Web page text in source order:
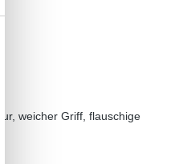
weicher Griff, flauschige